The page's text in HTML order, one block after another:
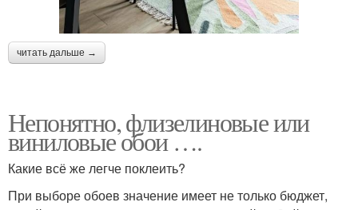
читать дальше →
Непонятно, флизелиновые или
виниловые обои ….
Какие всё же легче поклеить?
При выборе обоев значение имеет не только бюджет,